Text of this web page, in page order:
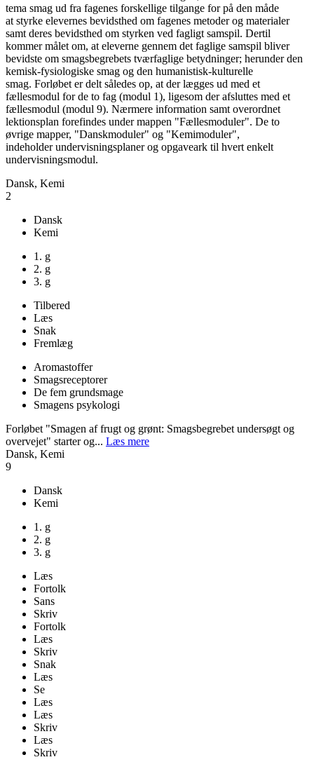
tema smag ud fra fagenes forskellige tilgange for på den måde
at styrke elevernes bevidsthed om fagenes metoder og materialer
samt deres bevidsthed om styrken ved fagligt samspil. Dertil
kommer målet om, at eleverne gennem det faglige samspil bliver
bevidste om smagsbegrebets tværfaglige betydninger; herunder den
kemisk-fysiologiske smag og den humanistisk-kulturelle
smag. Forløbet er delt således op, at der lægges ud med et
fællesmodul for de to fag (modul 1), ligesom der afsluttes med et
fællesmodul (modul 9). Nærmere information samt overordnet
lektionsplan forefindes under mappen "Fællesmoduler". De to
øvrige mapper, "Danskmoduler" og "Kemimoduler",
indeholder undervisningsplaner og opgaveark til hvert enkelt
undervisningsmodul.
Dansk, Kemi
2
Dansk
Kemi
1. g
2. g
3. g
Tilbered
Læs
Snak
Fremlæg
Aromastoffer
Smagsreceptorer
De fem grundsmage
Smagens psykologi
Forløbet "Smagen af frugt og grønt: Smagsbegrebet undersøgt og
overvejet" starter og... Læs mere
Dansk, Kemi
9
Dansk
Kemi
1. g
2. g
3. g
Læs
Fortolk
Sans
Skriv
Fortolk
Læs
Skriv
Snak
Læs
Se
Læs
Læs
Skriv
Læs
Skriv